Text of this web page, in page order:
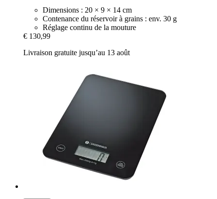
Dimensions : 20 × 9 × 14 cm
Contenance du réservoir à grains : env. 30 g
Réglage continu de la mouture
€ 130,99
Livraison gratuite jusqu’au 13 août